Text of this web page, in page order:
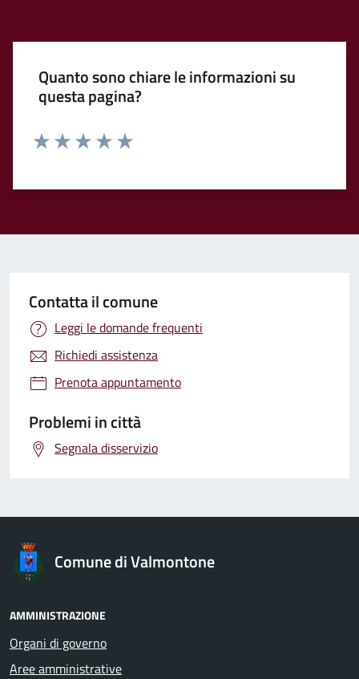
Quanto sono chiare le informazioni su
questa pagina?
Contatta il comune
Leggi le domande frequenti
Richiedi assistenza
Prenota appuntamento
Problemi in città
Segnala disservizio
Comune di Valmontone
AMMINISTRAZIONE
Organi di governo
Aree amministrative